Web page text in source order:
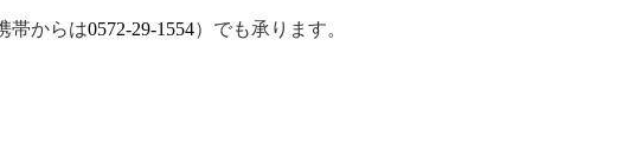
帯からは0572-29-1554）でも承ります。